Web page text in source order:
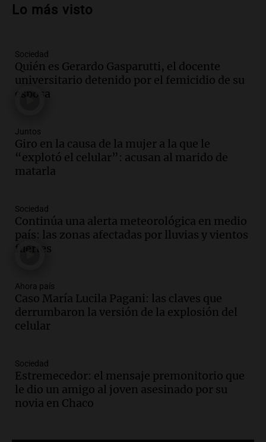
la soberanía digital en Argentina
Audio.
de semana helado y ciudadanos
marchan contra reforma de tierras
Panorama Federal
Audio.
El "Mono" de Kapanga
adelantó su show en Rosario.
Viva la Radio Rosario
Episodios
en suspenso a hombre por simular robo
de recaudación en San Luis
Panorama Federal
Episodios
ayuda por problemas de fertilidad y la
ostentación de millonarios
Amamos Argentina
Episodios
avanza con testimonios clave sobre el
accidente en Villa Dolores
Panorama Federal
Episodios
Lo más visto
Sociedad
Quién es Gerardo Gasparutti, el docente
universitario detenido por el femicidio de su
esposa
Juntos
Giro en la causa de la mujer a la que le
“explotó el celular”: acusan al marido de
matarla
Sociedad
Continúa una alerta meteorológica en medio
país: las zonas afectadas por lluvias y vientos
fuertes
Ahora país
Caso María Lucila Pagani: las claves que
derrumbaron la versión de la explosión del
celular
Sociedad
Estremecedor: el mensaje premonitorio que
le dio un amigo al joven asesinado por su
novia en Chaco